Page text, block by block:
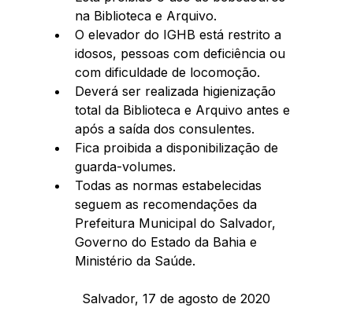
na Biblioteca e Arquivo.
O elevador do IGHB está restrito a
idosos, pessoas com deficiência ou
com dificuldade de locomoção.
Deverá ser realizada higienização
total da Biblioteca e Arquivo antes e
após a saída dos consulentes.
Fica proibida a disponibilização de
guarda-volumes.
Todas as normas estabelecidas
seguem as recomendações da
Prefeitura Municipal do Salvador,
Governo do Estado da Bahia e
Ministério da Saúde.
Salvador, 17 de agosto de 2020